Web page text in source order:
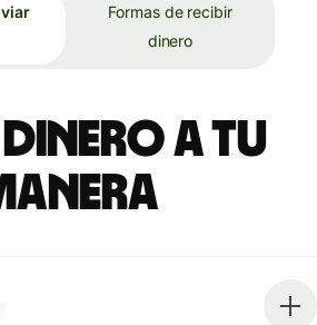
Formas de recibir
dinero
dinero a tu